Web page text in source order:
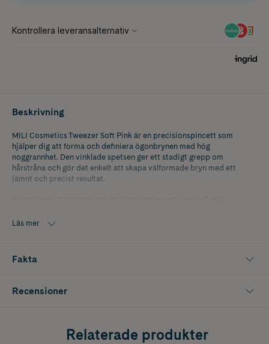
Beskrivning
MILI Cosmetics Tweezer Soft Pink är en precisionspincett som
hjälper dig att forma och definiera ögonbrynen med hög
noggrannhet. Den vinklade spetsen ger ett stadigt grepp om
hårstråna och gör det enkelt att skapa välformade bryn med ett
jämnt och precist resultat.
smidig hårborttagning och gör det enklare att underhålla brynens
passar både för detaljarbete vid brynen och för att avlägsna
Läs mer
Fakta
Recensioner
Relaterade produkter